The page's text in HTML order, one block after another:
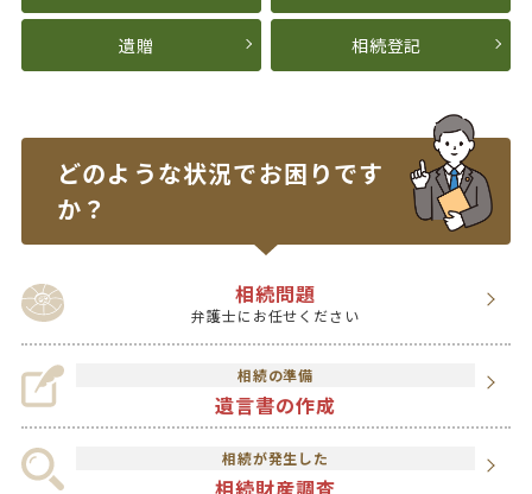
遺贈 相続登記
どのような状況でお困りです
か？
相続問題
弁護士にお任せください
相続の準備
遺言書の作成
相続が発生した
相続財産調査